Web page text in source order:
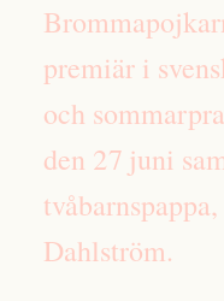
premiär i
och
den 27 juni
Dahlström.